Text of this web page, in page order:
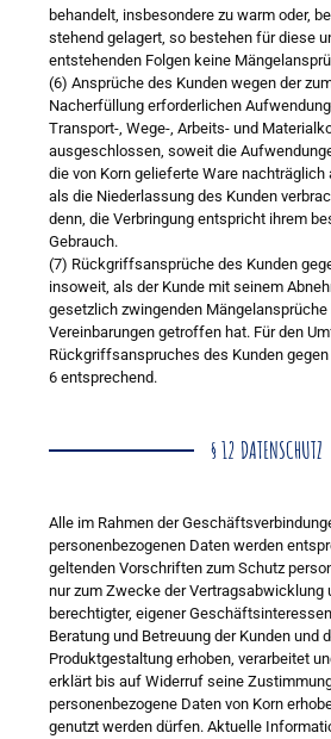
behandelt, insbesondere zu warm oder,
stehend gelagert, so bestehen für diese
entstehenden Folgen keine
(6) Ansprüche des Kunden wegen der
Nacherfüllung erforderlichen
Transport-, Wege-, Arbeits- und
ausgeschlossen, soweit die
die von Korn gelieferte Ware nachträglich
als die Niederlassung des Kunden
denn, die Verbringung entspricht ihrem
Gebrauch.
(7) Rückgriffsansprüche des Kunden
insoweit, als der Kunde mit seinem
gesetzlich zwingenden
Vereinbarungen getroffen hat. Für den
Rückgriffsanspruches des Kunden
6 entsprechend.
§ 12 DATENSCHUTZ
Alle im Rahmen der
personenbezogenen Daten werden
geltenden Vorschriften zum Schutz
nur zum Zwecke der Vertragsabwicklung
berechtigter, eigener
Beratung und Betreuung der Kunden und
Produktgestaltung erhoben, verarbeitet
erklärt bis auf Widerruf seine
personenbezogene Daten von Korn
genutzt werden dürfen. Aktuelle